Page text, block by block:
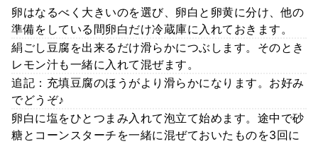
卵はなるべく大きいのを選び、卵白と卵黄に分け、他の
準備をしている間卵白だけ冷蔵庫に入れておきます。
絹ごし豆腐を出来るだけ滑らかにつぶします。そのとき
レモン汁も一緒に入れて混ぜます。
追記：充填豆腐のほうがより滑らかになります。お好み
でどうぞ♪
卵白に塩をひとつまみ入れて泡立て始めます。途中で砂
糖とコーンスターチを一緒に混ぜておいたものを3回に